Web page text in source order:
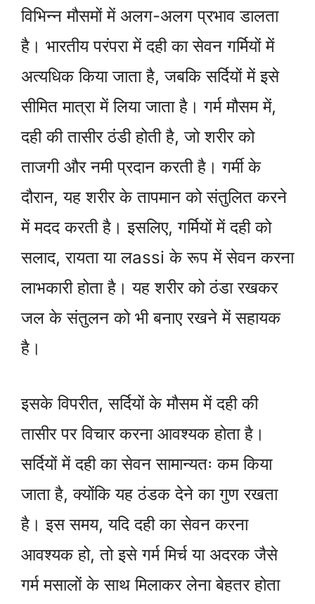
विभिन्न मौसमों में अलग-अलग प्रभाव डालता
है। भारतीय परंपरा में दही का सेवन गर्मियों में
अत्यधिक किया जाता है, जबकि सर्दियों में इसे
सीमित मात्रा में लिया जाता है। गर्म मौसम में,
दही की तासीर ठंडी होती है, जो शरीर को
ताजगी और नमी प्रदान करती है। गर्मी के
दौरान, यह शरीर के तापमान को संतुलित करने
में मदद करती है। इसलिए, गर्मियों में दही को
सलाद, रायता या लassi के रूप में सेवन करना
लाभकारी होता है। यह शरीर को ठंडा रखकर
जल के संतुलन को भी बनाए रखने में सहायक
है।
इसके विपरीत, सर्दियों के मौसम में दही की
तासीर पर विचार करना आवश्यक होता है।
सर्दियों में दही का सेवन सामान्यतः कम किया
जाता है, क्योंकि यह ठंडक देने का गुण रखता
है। इस समय, यदि दही का सेवन करना
आवश्यक हो, तो इसे गर्म मिर्च या अदरक जैसे
गर्म मसालों के साथ मिलाकर लेना बेहतर होता